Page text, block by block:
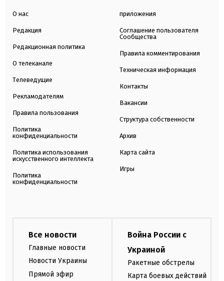
О нас
Редакция
Редакционная политика
О телеканале
Телеведущие
Рекламодателям
Правила пользования
Политика
конфиденциальности
Политика использования
искусственного интеллекта
Политика
конфиденциальности
приложения
Соглашение пользователя
Сообщества
Правила комментирования
Техническая информация
Контакты
Вакансии
Структура собственности
Архив
Карта сайта
Игры
Все новости
Главные новости
Новости Украины
Прямой эфир
Война России с
Украиной
Ракетные обстрелы
Карта боевых действий